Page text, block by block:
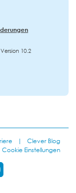
10.2
|
Clever Blog
Cookie Einstellungen